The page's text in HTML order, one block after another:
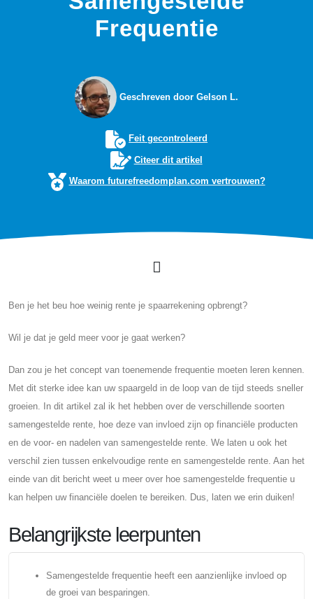
Frequentie
Geschreven door Gelson L.
Feit gecontroleerd
Citeer dit artikel
Waarom futurefreedomplan.com vertrouwen?
Ben je het beu hoe weinig rente je spaarrekening opbrengt?
Wil je dat je geld meer voor je gaat werken?
Dan zou je het concept van toenemende frequentie moeten leren kennen.
Met dit sterke idee kan uw spaargeld in de loop van de tijd steeds sneller
groeien. In dit artikel zal ik het hebben over de verschillende soorten
samengestelde rente, hoe deze van invloed zijn op financiële producten
en de voor- en nadelen van samengestelde rente. We laten u ook het
verschil zien tussen enkelvoudige rente en samengestelde rente. Aan het
einde van dit bericht weet u meer over hoe samengestelde frequentie u
kan helpen uw financiële doelen te bereiken. Dus, laten we erin duiken!
Belangrijkste leerpunten
Samengestelde frequentie heeft een aanzienlijke invloed op
de groei van besparingen.